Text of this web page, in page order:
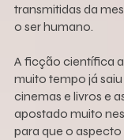
transmitidas da
o ser humano.
A ficção científica
muito tempo já saiu
cinemas e livros e
apostado muito
para que o